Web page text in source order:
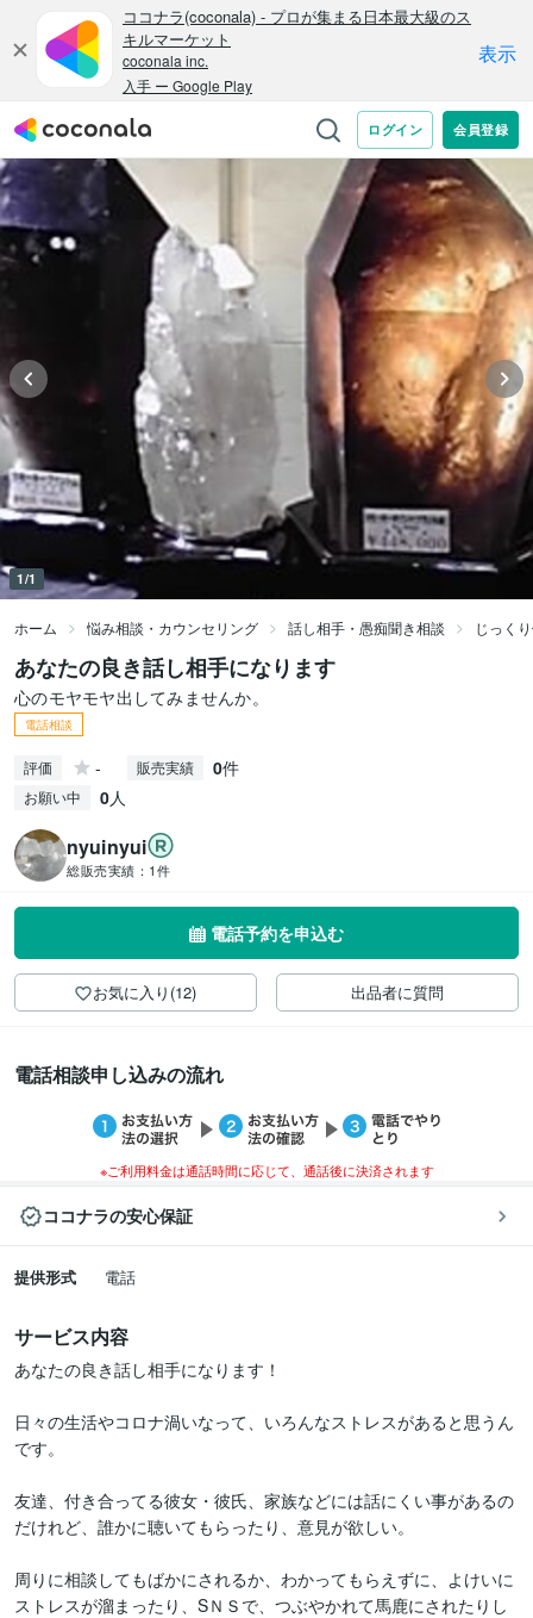
1/1
ホーム 悩み相談・カウンセリング 話し相手・愚痴聞き相談 じっく
あなたの良き話し相手になります
心のモヤモヤ出してみませんか。
電話相談
評価 - 販売実績 0件
お願い中 0人
nyuinyui
総販売実績： 1件
電話予約を申込む
お気に入り(12) 出品者に質問
電話相談申し込みの流れ
※ご利用料金は通話時間に応じて、通話後に決済されます
ココナラの安心保証
提供形式 電話
サービス内容
あなたの良き話し相手になります！
日々の生活やコロナ渦いなって、いろんなストレスがあると思うん
です。
友達、付き合ってる彼女・彼氏、家族などには話にくい事があるの
だけれど、誰かに聴いてもらったり、意見が欲しい。
周りに相談してもばかにされるか、わかってもらえずに、よけいに
ストレスが溜まったり、SＮＳで、つぶやかれて馬鹿にされたりし